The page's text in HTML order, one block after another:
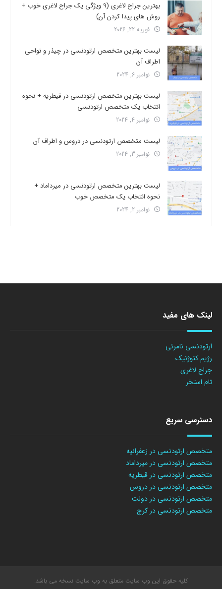
بهترین جراح لاغری (9 ویژگی یک جراح لاغری خوب +
روش های پیدا کردن آن)
فوریه 22, 2026
لیست بهترین متخصص ارتودنسی در چیذر و نواحی
اطراف آن
نوامبر 6, 2024
لیست بهترین متخصص ارتودنسی در قیطریه + نحوه
انتخاب یک متخصص ارتودنسی
نوامبر 4, 2024
لیست متخصص ارتودنسی در دروس و اطراف آن
نوامبر 3, 2024
لیست بهترین متخصص ارتودنسی در میرداماد +
نحوه انتخاب یک متخصص خوب
نوامبر 2, 2024
لینک های مفید
ارتودنسی نامرئی
رژیم کتوژنیک
جراح لاغری
تام استخر
دسترسی سریع
متخصص ارتودنسی در زعفرانیه
متخصص ارتودنسی در میرداماد
متخصص ارتودنسی در قیطریه
متخصص ارتودنسی در دروس
متخصص ارتودنسی در دولت
متخصص ارتودنسی در کرج
کلیه حقوق این وب سایت متعلق به وب سایت نسخه می باشد.